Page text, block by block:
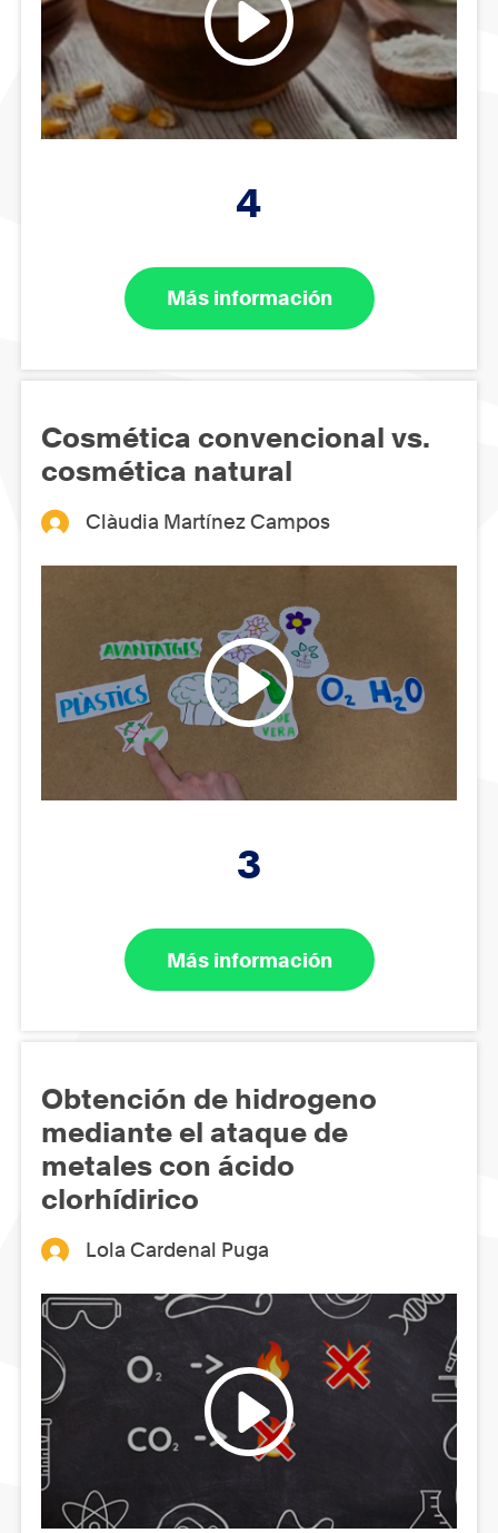
4
Más información
Cosmética convencional vs.
cosmética natural
Clàudia Martínez Campos
3
Más información
Obtención de hidrogeno
mediante el ataque de
metales con ácido
clorhídirico
Lola Cardenal Puga